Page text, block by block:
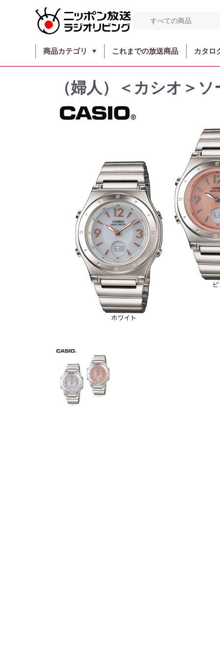
商品カテゴリ これまでの放送商品 カタロ
（婦人）＜カシオ＞